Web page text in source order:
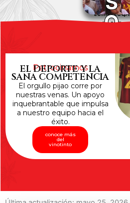
O
A
L
E
s de vida.
Apostamos
por un
des y
menos
riesgos
nuestra
niñez.
Patrocinamos
EL DEPORTE Y LA
SANA COMPETENCIA
El orgullo pijao corre por
nuestras venas. Un apoyo
inquebrantable que impulsa
a nuestro equipo hacia el
éxito.
conoce más
del
vinotinto